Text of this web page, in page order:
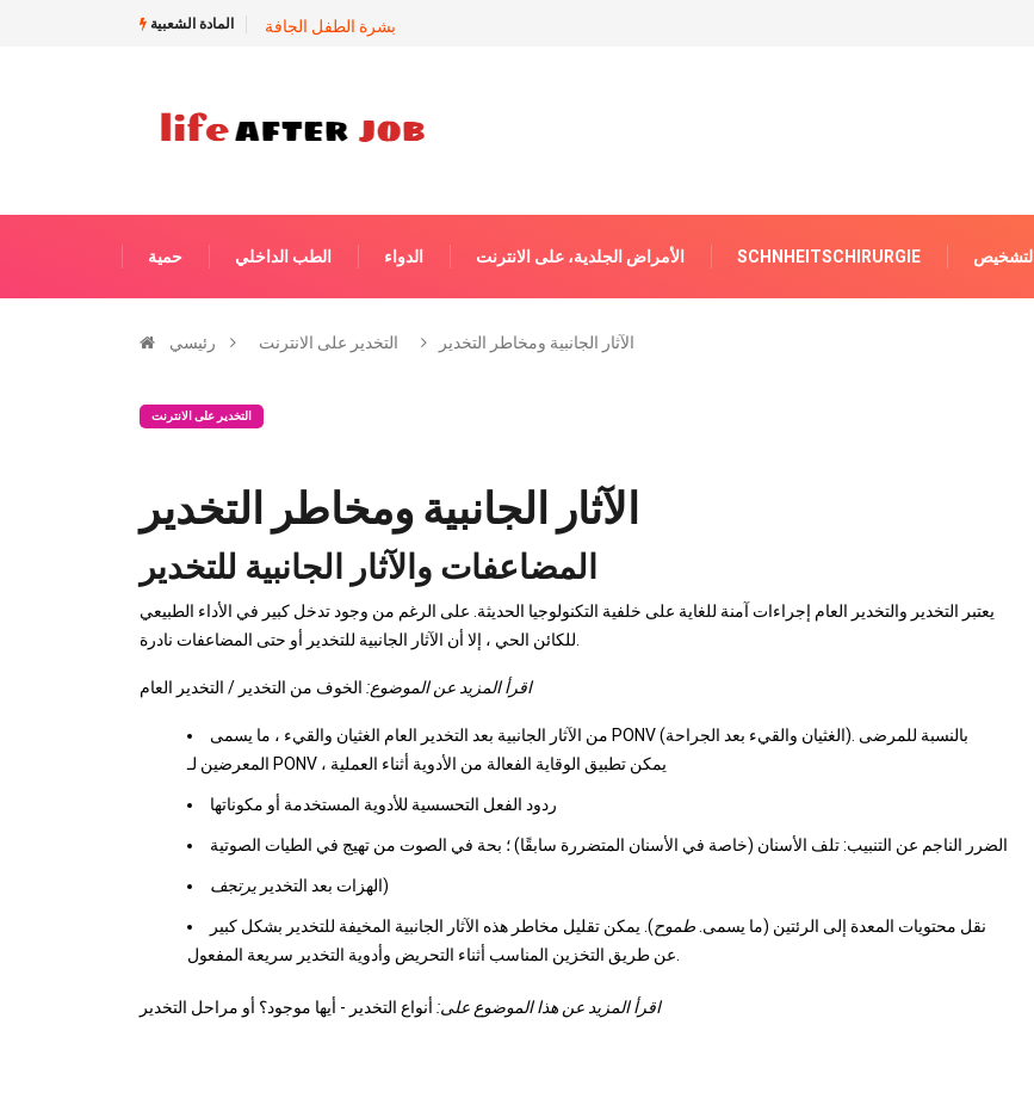
المادة الشعبية بشرة الطفل الجافة
حمية الطب الداخلي الدواء الأمراض الجلدية، على الانترنت SCHNHEITSCHIRURGIE التشخيص
رئيسي التخدير على الانترنت الآثار الجانبية ومخاطر التخدير
التخدير على الانترنت
الآثار الجانبية ومخاطر التخدير
المضاعفات والآثار الجانبية للتخدير
يعتبر التخدير والتخدير العام إجراءات آمنة للغاية على خلفية التكنولوجيا الحديثة. على الرغم من وجود تدخل كبير في الأداء الطبيعي
اقرأ المزيد عن الموضوع: الخوف من التخدير / التخدير العام
من الآثار الجانبية بعد التخدير العام الغثيان والقيء ، ما يسمى PONV (الغثيان والقيء بعد الجراحة). بالنسبة للمرضى
المعرضين لـ PONV ، يمكن تطبيق الوقاية الفعالة من الأدوية أثناء العملية
ردود الفعل التحسسية للأدوية المستخدمة أو مكوناتها
الضرر الناجم عن التنبيب: تلف الأسنان (خاصة في الأسنان المتضررة سابقًا) ؛ بحة في الصوت من تهيج في الطيات الصوتية
الهزات بعد التخدير يرتجف )
نقل محتويات المعدة إلى الرئتين (ما يسمى. طموح). يمكن تقليل مخاطر هذه الآثار الجانبية المخيفة للتخدير بشكل كبير
اقرأ المزيد عن هذا الموضوع على: أنواع التخدير - أيها موجود؟ أو مراحل التخدير